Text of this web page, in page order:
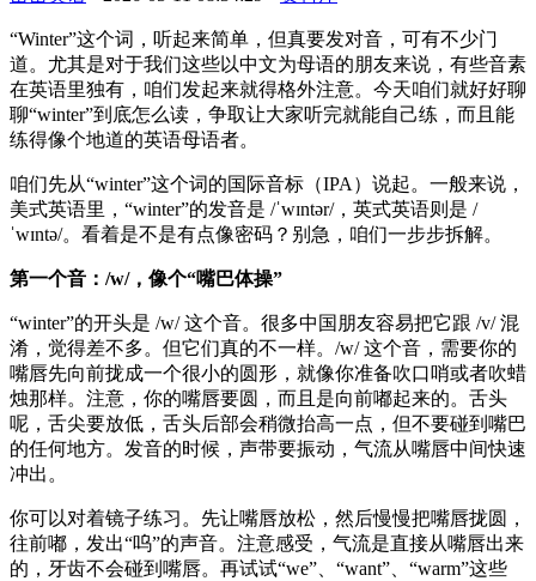
“Winter”这个词，听起来简单，但真要发对音，可有不少门
道。尤其是对于我们这些以中文为母语的朋友来说，有些音素
在英语里独有，咱们发起来就得格外注意。今天咱们就好好聊
聊“winter”到底怎么读，争取让大家听完就能自己练，而且能
练得像个地道的英语母语者。
咱们先从“winter”这个词的国际音标（IPA）说起。一般来说，
美式英语里，“winter”的发音是 /ˈwɪntər/，英式英语则是 /
ˈwɪntə/。看着是不是有点像密码？别急，咱们一步步拆解。
第一个音：/w/，像个“嘴巴体操”
“winter”的开头是 /w/ 这个音。很多中国朋友容易把它跟 /v/ 混
淆，觉得差不多。但它们真的不一样。/w/ 这个音，需要你的
嘴唇先向前拢成一个很小的圆形，就像你准备吹口哨或者吹蜡
烛那样。注意，你的嘴唇要圆，而且是向前嘟起来的。舌头
呢，舌尖要放低，舌头后部会稍微抬高一点，但不要碰到嘴巴
的任何地方。发音的时候，声带要振动，气流从嘴唇中间快速
冲出。
你可以对着镜子练习。先让嘴唇放松，然后慢慢把嘴唇拢圆，
往前嘟，发出“呜”的声音。注意感受，气流是直接从嘴唇出来
的，牙齿不会碰到嘴唇。再试试“we”、“want”、“warm”这些